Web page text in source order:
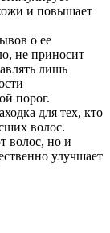
и повышает
о ее
не приносит
лишь
порог.
для тех, кто
волос.
волос, но и
улучшает